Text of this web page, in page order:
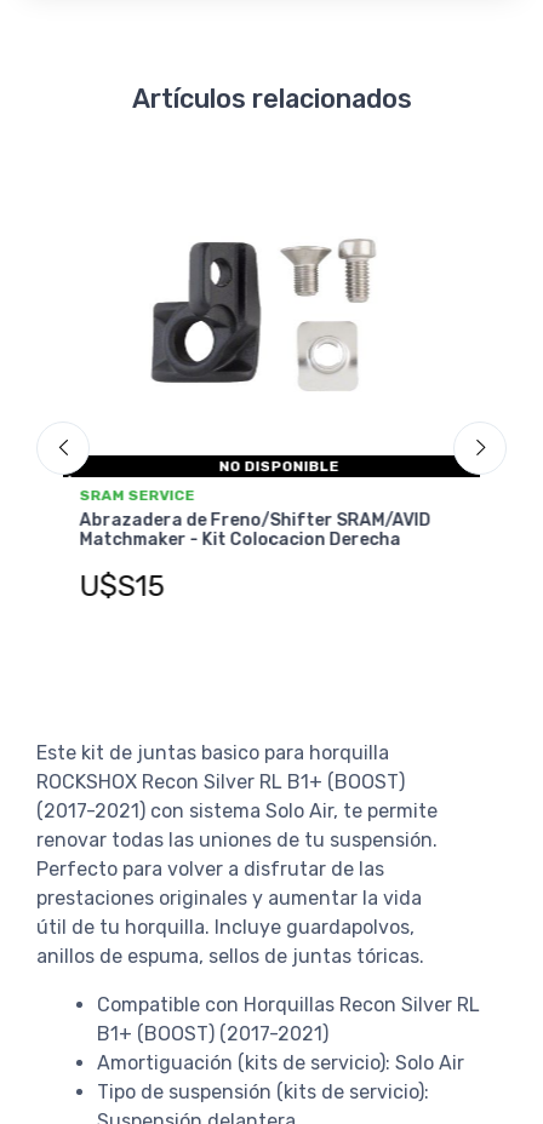
Artículos relacionados
SRAM SERVICE
Abrazadera de Freno/Shifter SRAM/AVID
Matchmaker - Kit Colocacion Izquierda
U$S15
Este kit de juntas basico para horquilla
ROCKSHOX Recon Silver RL B1+ (BOOST)
(2017-2021) con sistema Solo Air, te permite
renovar todas las uniones de tu suspensión.
Perfecto para volver a disfrutar de las
prestaciones originales y aumentar la vida
útil de tu horquilla. Incluye guardapolvos,
anillos de espuma, sellos de juntas tóricas.
Compatible con Horquillas Recon Silver RL
B1+ (BOOST) (2017-2021)
Amortiguación (kits de servicio): Solo Air
Tipo de suspensión (kits de servicio):